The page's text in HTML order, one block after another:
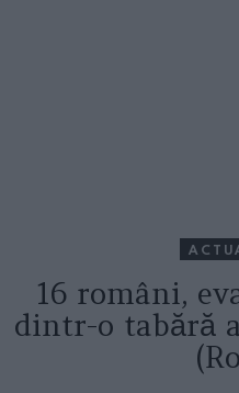
16 români,
dintr-o tabără